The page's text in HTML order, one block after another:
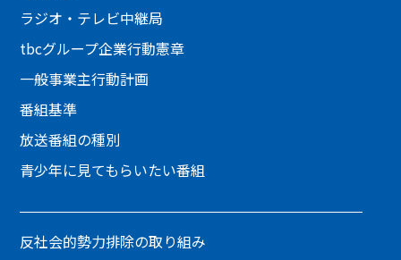
ラジオ・テレビ中継局
tbcグループ企業行動憲章
一般事業主行動計画
番組基準
放送番組の種別
青少年に見てもらいたい番組
反社会的勢力排除の取り組み